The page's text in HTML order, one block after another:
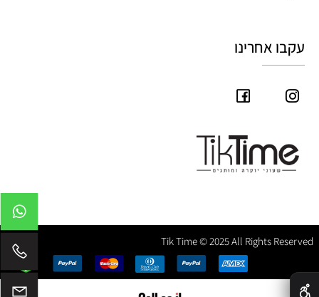
עקבו אחרינו
Tik Time © 2025 All Rights Reserved